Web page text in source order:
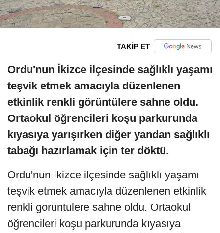
TAKİP ET
Ordu'nun İkizce ilçesinde sağlıklı yaşamı
teşvik etmek amacıyla düzenlenen
etkinlik renkli görüntülere sahne oldu.
Ortaokul öğrencileri koşu parkurunda
kıyasıya yarışırken diğer yandan sağlıklı
tabağı hazırlamak için ter döktü.
Ordu'nun İkizce ilçesinde sağlıklı yaşamı
teşvik etmek amacıyla düzenlenen etkinlik
renkli görüntülere sahne oldu. Ortaokul
öğrencileri koşu parkurunda kıyasıya